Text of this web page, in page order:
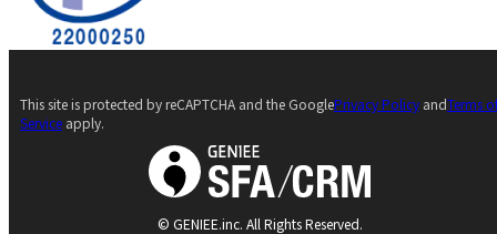
© GENIEE.inc. All Rights Reserved.
This site is protected by reCAPTCHA and the GooglePrivacy Policy andTerms
Service apply.